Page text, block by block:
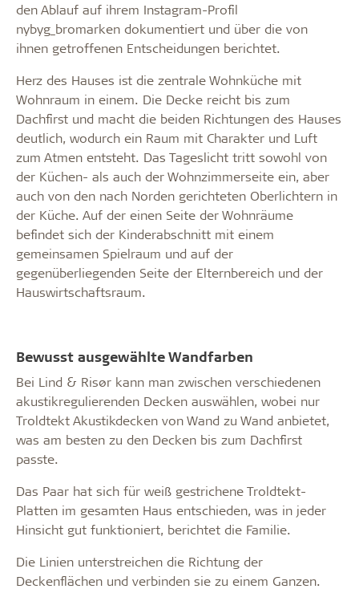
den Ablauf auf ihrem Instagram-Profil
nybyg_bromarken dokumentiert und über die von
ihnen getroffenen Entscheidungen berichtet.
Herz des Hauses ist die zentrale Wohnküche mit
Wohnraum in einem. Die Decke reicht bis zum
Dachfirst und macht die beiden Richtungen des Hauses
deutlich, wodurch ein Raum mit Charakter und Luft
zum Atmen entsteht. Das Tageslicht tritt sowohl von
der Küchen- als auch der Wohnzimmerseite ein, aber
auch von den nach Norden gerichteten Oberlichtern in
der Küche. Auf der einen Seite der Wohnräume
befindet sich der Kinderabschnitt mit einem
gemeinsamen Spielraum und auf der
gegenüberliegenden Seite der Elternbereich und der
Hauswirtschaftsraum.
Bewusst ausgewählte Wandfarben
Bei Lind & Risør kann man zwischen verschiedenen
akustikregulierenden Decken auswählen, wobei nur
Troldtekt Akustikdecken von Wand zu Wand anbietet,
was am besten zu den Decken bis zum Dachfirst
passte.
Das Paar hat sich für weiß gestrichene Troldtekt-
Platten im gesamten Haus entschieden, was in jeder
Hinsicht gut funktioniert, berichtet die Familie.
Die Linien unterstreichen die Richtung der
Deckenflächen und verbinden sie zu einem Ganzen.